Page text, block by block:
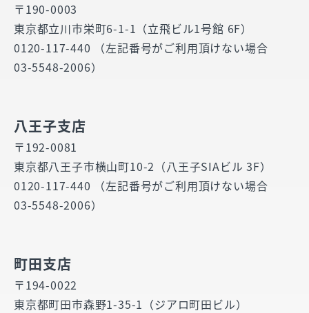
〒190-0003
東京都立川市栄町6-1-1（立飛ビル1号館 6F）
0120-117-440 （左記番号がご利用頂けない場合
03-5548-2006）
八王子支店
〒192-0081
東京都八王子市横山町10-2（八王子SIAビル 3F）
0120-117-440 （左記番号がご利用頂けない場合
03-5548-2006）
町田支店
〒194-0022
東京都町田市森野1-35-1（ジアロ町田ビル）